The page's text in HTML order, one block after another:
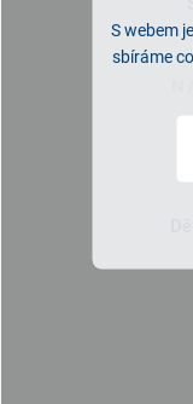
S webem
sbíráme